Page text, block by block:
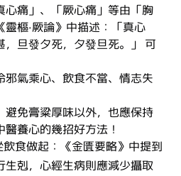
心痛」、「厥心痛」等由「胸
樞·厥論》中描述：「真心
旦發夕死，夕發旦死。」 可
邪氣乘心、飲食不當、情志失
避免膏粱厚味以外，也應保持
養心的幾招好方法！
飲食做起：《金匱要略》中提到
生剋，心經生病則應減少攝取